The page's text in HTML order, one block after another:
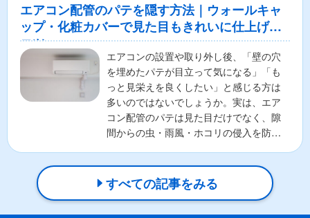
エアコン配管のパテを隠す方法｜ウォールキャ
ップ・化粧カバーで見た目もきれいに仕上げる
コツ
エアコンの設置や取り外し後、「壁の穴
を埋めたパテが目立って気になる」「も
っと見栄えを良くしたい」と感じる方は
多いのではないでしょうか。実は、エア
コン配管のパテは見た目だけでなく、隙
間からの虫・雨風・ホコリの侵入を防ぐ
すべての記事をみる